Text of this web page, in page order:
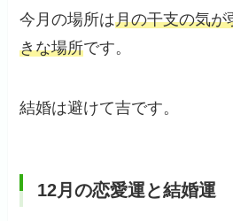
今月の場所は月の干支の気が
きな場所です。
結婚は避けて吉です。
12月の恋愛運と結婚運